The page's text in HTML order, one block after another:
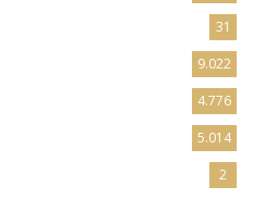
31
9.022
4.776
5.014
2